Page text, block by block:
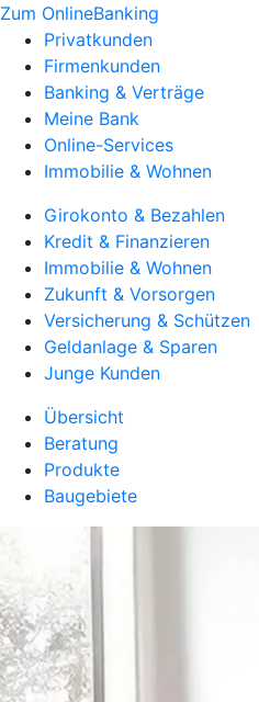
Zum OnlineBanking
Privatkunden
Firmenkunden
Banking & Verträge
Meine Bank
Online-Services
Immobilie & Wohnen
Girokonto & Bezahlen
Kredit & Finanzieren
Immobilie & Wohnen
Zukunft & Vorsorgen
Versicherung & Schützen
Geldanlage & Sparen
Junge Kunden
Übersicht
Beratung
Produkte
Baugebiete